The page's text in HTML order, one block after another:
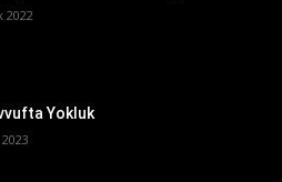
2022
Yokluk